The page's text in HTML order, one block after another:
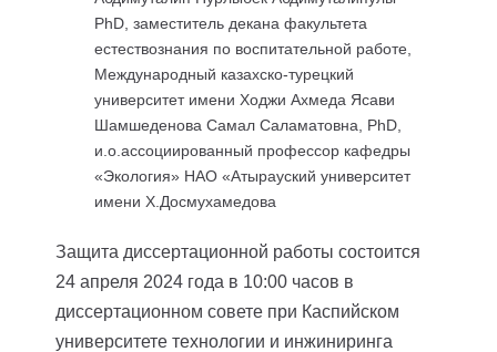
PhD, заместитель декана факультета
естествознания по воспитательной работе,
Международный казахско-турецкий
университет имени Ходжи Ахмеда Ясави
Шамшеденова Самал Саламатовна, PhD,
и.о.ассоциированный профессор кафедры
«Экология» НАО «Атырауский университет
имени Х.Досмухамедова
Защита диссертационной работы состоится
24 апреля 2024 года в 10:00 часов в
диссертационном совете при Каспийском
университете технологии и инжиниринга